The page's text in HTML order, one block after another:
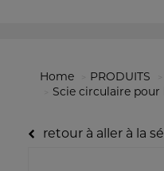
Home PRODUITS
Scie circulaire pour
retour à aller à la